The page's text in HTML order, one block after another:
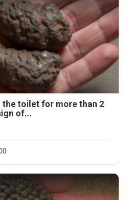
the toilet for more than 2
of...